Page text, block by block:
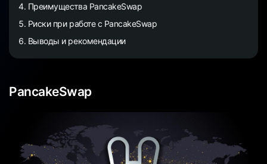
Преимущества PancakeSwap
Риски при работе с PancakeSwap
Выводы и рекомендации
PancakeSwap